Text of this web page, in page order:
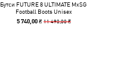
Бутси FUTURE 8 ULTIMATE MxSG
Football Boots Unisex
5 740,00 ₴ 11 490,00 ₴